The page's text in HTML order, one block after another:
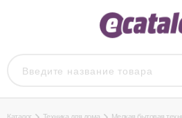
Каталог Техника для дома Мелкая бытовая